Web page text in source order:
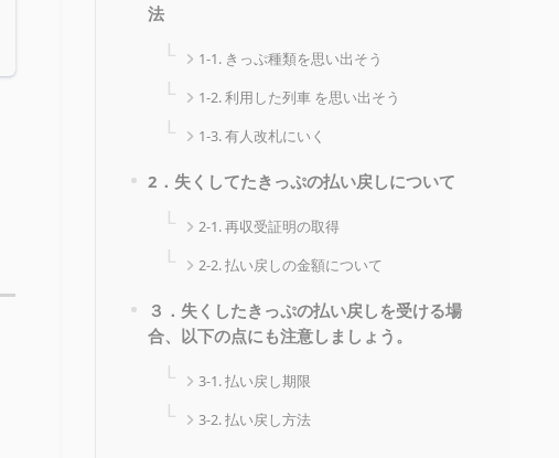
法
1-1. きっぷ種類を思い出そう
1-2. 利用した列車 を思い出そう
1-3. 有人改札にいく
2．失くしてたきっぷの払い戻しについて
2-1. 再収受証明の取得
2-2. 払い戻しの金額について
３．失くしたきっぷの払い戻しを受ける場
合、以下の点にも注意しましょう。
3-1. 払い戻し期限
3-2. 払い戻し方法